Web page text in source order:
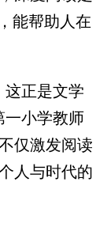
能帮助人在
正是文学
一小学教师
仅激发阅读
人与时代的